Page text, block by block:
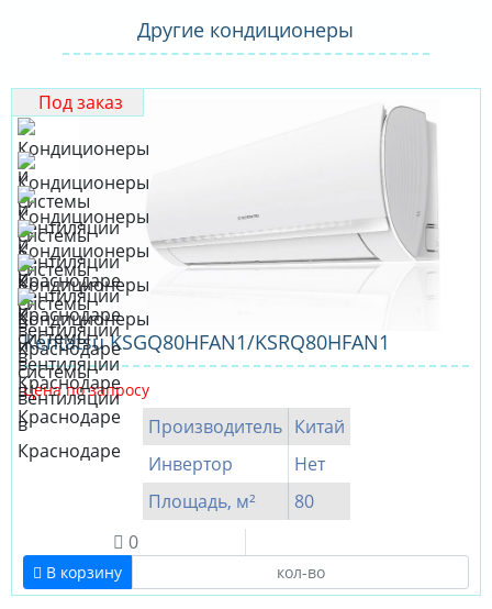
Другие кондиционеры
Под заказ
Kentatsu KSGQ80HFAN1/KSRQ80HFAN1
Цена по запросу
Производитель Китай
Инвертор
Нет
Площадь, м²
80
0
В корзину